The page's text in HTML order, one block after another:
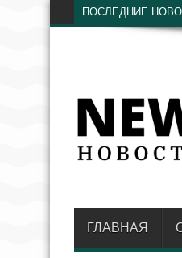
ПОСЛЕДНИЕ
ГЛАВНАЯ